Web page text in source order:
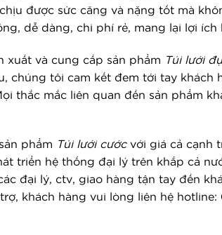
được sức căng và nặng tốt mà
dễ dàng, chi phí rẻ, mang lại lợi
xuất và cung cấp sản phẩm Túi lưới
chúng tôi cam kết đem tới tay khách
thắc mắc liên quan đến sản phẩm
phẩm Túi lưới cướcvới giá cả cạnh
triển hệ thống đại lý trên khắp cả
đại lý, ctv, giao hàng tận tay đến
khách hàng vui lòng liên hệ hotline: